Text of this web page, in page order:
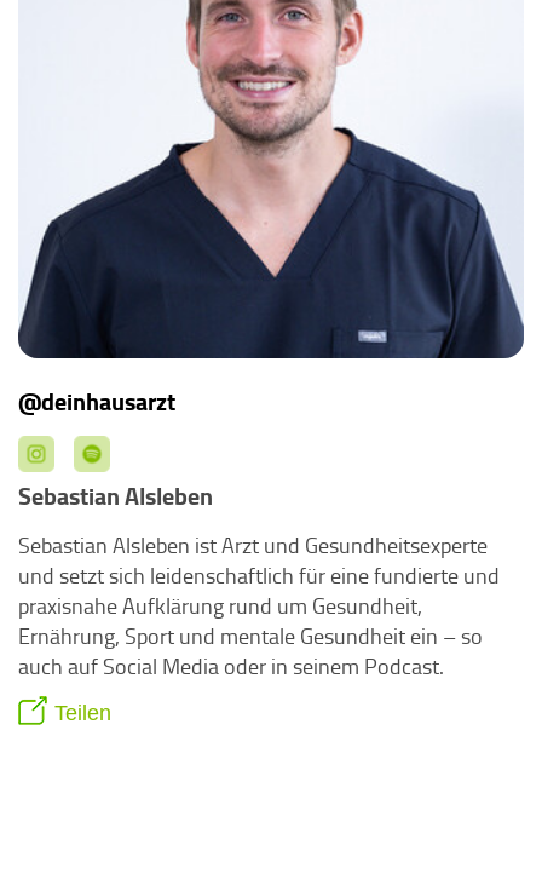
@deinhausarzt
Sebastian Alsleben
Sebastian Alsleben ist Arzt und Gesundheitsexperte
und setzt sich leidenschaftlich für eine fundierte und
praxisnahe Aufklärung rund um Gesundheit,
Ernährung, Sport und mentale Gesundheit ein – so
auch auf Social Media oder in seinem Podcast.
Teilen